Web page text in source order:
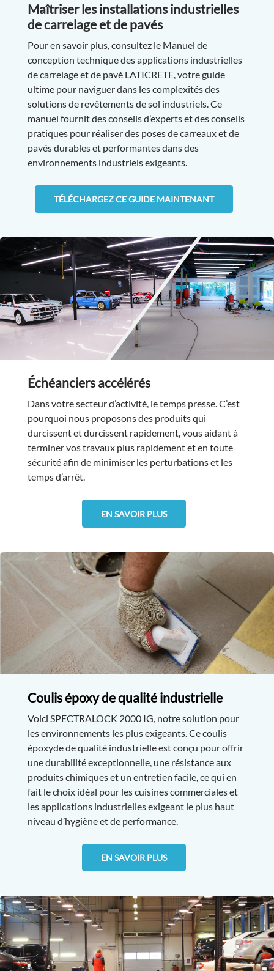
Maîtriser les installations industrielles
de carrelage et de pavés
Pour en savoir plus, consultez le Manuel de
conception technique des applications industrielles
de carrelage et de pavé LATICRETE, votre guide
ultime pour naviguer dans les complexités des
solutions de revêtements de sol industriels. Ce
manuel fournit des conseils d’experts et des conseils
pratiques pour réaliser des poses de carreaux et de
pavés durables et performantes dans des
environnements industriels exigeants.
TÉLÉCHARGEZ CE GUIDE MAINTENANT
Échéanciers accélérés
Dans votre secteur d’activité, le temps presse. C’est
pourquoi nous proposons des produits qui
durcissent et durcissent rapidement, vous aidant à
terminer vos travaux plus rapidement et en toute
sécurité afin de minimiser les perturbations et les
temps d’arrêt.
EN SAVOIR PLUS
Coulis époxy de qualité industrielle
Voici SPECTRALOCK 2000 IG, notre solution pour
les environnements les plus exigeants. Ce coulis
époxyde de qualité industrielle est conçu pour offrir
une durabilité exceptionnelle, une résistance aux
produits chimiques et un entretien facile, ce qui en
fait le choix idéal pour les cuisines commerciales et
les applications industrielles exigeant le plus haut
niveau d’hygiène et de performance.
EN SAVOIR PLUS